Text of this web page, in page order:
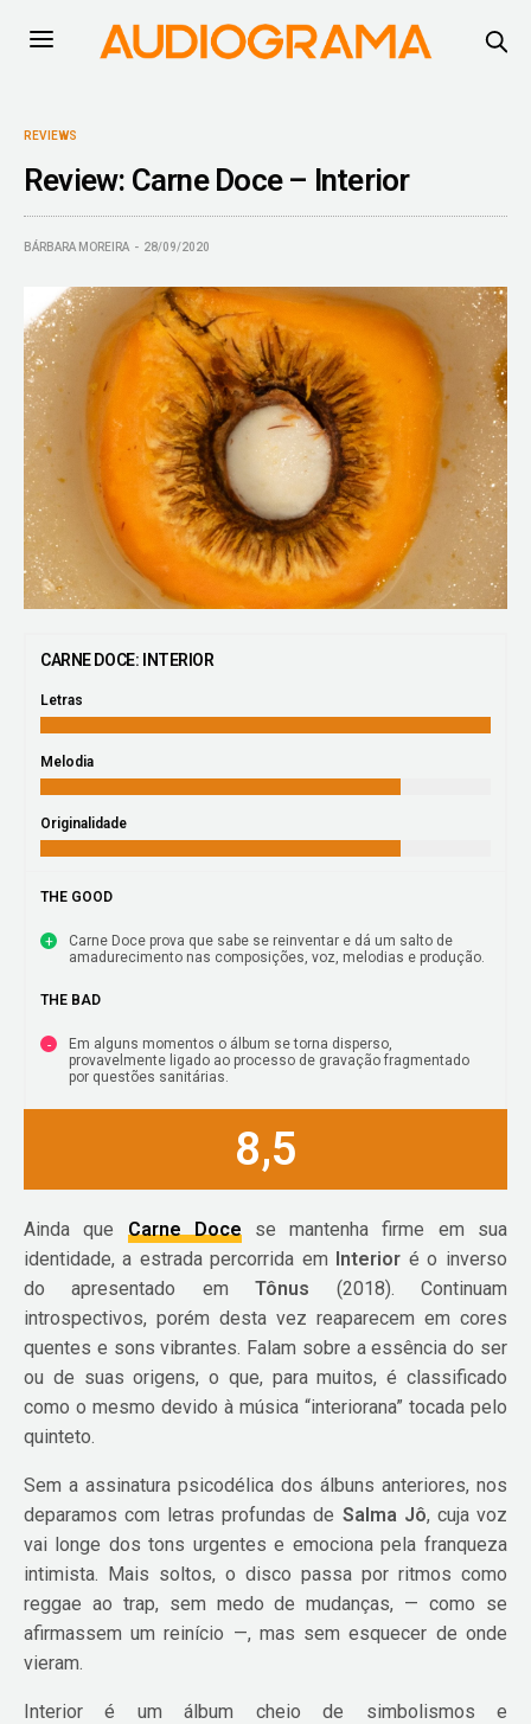
REVIEWS
Review: Carne Doce – Interior
BÁRBARA MOREIRA 28/09/2020
CARNE DOCE: INTERIOR
Letras
Melodia
Originalidade
THE GOOD
Carne Doce prova que sabe se reinventar e dá um salto de
amadurecimento nas composições, voz, melodias e produção.
THE BAD
Em alguns momentos o álbum se torna disperso,
provavelmente ligado ao processo de gravação fragmentado
por questões sanitárias.
8,5
Ainda que Carne Docese mantenha firme em sua
identidade, a estrada percorrida em Interior é o inverso
do apresentado emTônus (2018). Continuam
introspectivos, porém desta vez reaparecem em cores
quentes e sons vibrantes. Falam sobre a essência do ser
ou de suas origens, o que, para muitos, é classificado
como o mesmo devido à música “interiorana” tocada pelo
quinteto.
Sem a assinatura psicodélica dos álbuns anteriores, nos
deparamos com letras profundas de Salma Jô, cuja voz
vai longe dos tons urgentes e emociona pela franqueza
intimista. Mais soltos, o disco passa por ritmos como
reggae ao trap, sem medo de mudanças, — como se
afirmassem um reinício —, mas sem esquecer de onde
vieram.
Interior é um álbum cheio de simbolismos e